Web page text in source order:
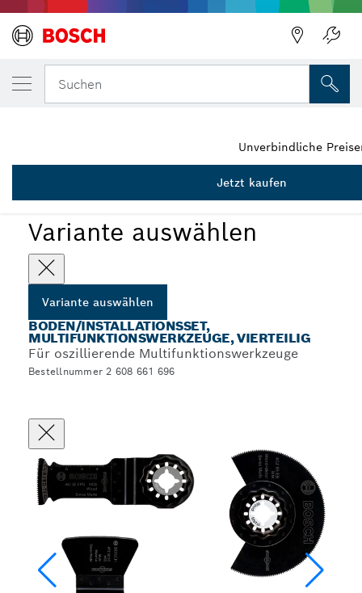
Suchen
Variante auswählen
Variante auswählen
BODEN/INSTALLATIONSSET,
MULTIFUNKTIONSWERKZEUGE, VIERTEILIG
Für oszillierende Multifunktionswerkzeuge
Bestellnummer 2 608 661 696
DEINE AUSGEWÄHLTE VARIANTE
4tlg. Boden-/Einbau-Set
2 608 661 696
Unverbindliche
Jetzt kaufen